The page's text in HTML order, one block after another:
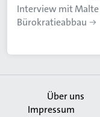
Interview mit
Bürokratieabbau
Secondary
Über uns
Impressum